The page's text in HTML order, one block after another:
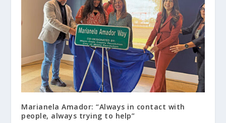
Marianela Amador: “Always in contact with
people, always trying to help”